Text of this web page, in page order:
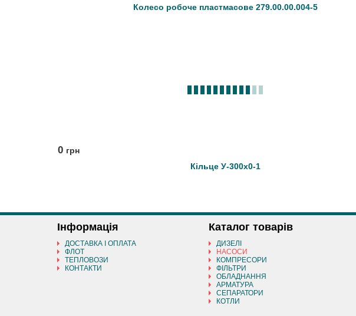
Колесо робоче пластмасове 279.00.00.004-5
0 грн
Кільце У-300х0-1
Інформація
ДОСТАВКА І ОПЛАТА
ФЛОТ
ТЕПЛОВОЗИ
КОНТАКТИ
Каталог товарів
ДИЗЕЛІ
НАСОСИ
КОМПРЕСОРИ
ФІЛЬТРИ
ОБЛАДНАННЯ
АРМАТУРА
СЕПАРАТОРИ
КОТЛИ